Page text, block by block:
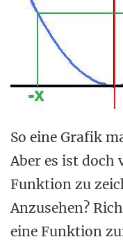
So eine Grafik
Aber es ist doch
Funktion zu
Anzusehen?
eine Funktion